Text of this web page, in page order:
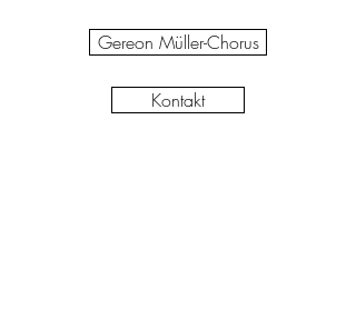
Gereon Müller-Chorus
Kontakt